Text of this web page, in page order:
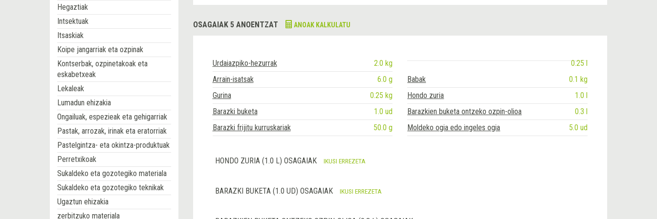
Hegaztiak
Intsektuak
Itsaskiak
Koipe jangarriak eta ozpinak
Kontserbak, ozpinetakoak eta
eskabetxeak
Lekaleak
Lumadun ehizakia
Ongailuak, espezieak eta gehigarriak
Pastak, arrozak, irinak eta eratorriak
Pastelgintza- eta okintza-produktuak
Perretxikoak
Sukaldeko eta gozotegiko materiala
Sukaldeko eta gozotegiko teknikak
Ugaztun ehizakia
zerbitzuko materiala
OSAGAIAK 5 ANOENTZAT ANOAK KALKULATU
Urdaiazpiko-hezurrak 2.0 kg
0.25 l
Arrain-isatsak
6.0 g Babak
0.1 kg
Gurina
0.25 kg Hondo zuria
1.0 l
Barazki buketa
1.0 ud Barazkien buketa ontzeko ozpin-olioa
0.3 l
Barazki frijitu kurruskariak
50.0 g Moldeko ogia edo ingeles ogia 5.0 ud
HONDO ZURIA (1.0 L) OSAGAIAK IKUSI ERREZETA
BARAZKI BUKETA (1.0 UD) OSAGAIAK IKUSI ERREZETA